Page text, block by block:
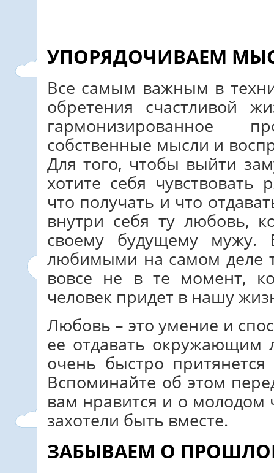
УПОРЯДОЧИВАЕМ
Все самым важным в
обретения счастливой
гармонизированное
собственные мысли и
Для того, чтобы выйти
хотите себя
что получать и что
внутри себя ту любовь,
своему будущему мужу.
любимыми на самом деле
вовсе не в те момент,
человек придет в нашу
Любовь – это умение и
ее отдавать окружающим
очень быстро
Вспоминайте об этом
вам нравится и о
захотели быть вместе.
ЗАБЫВАЕМ О